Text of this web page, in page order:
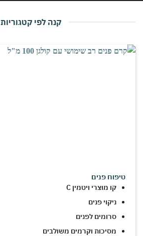
קנה לפי קטגוריות
טיפוח פנים
קו מוצרי ויטמין C
ניקוי פנים
סרומים לפנים
מסיכות וקרמים משולבים